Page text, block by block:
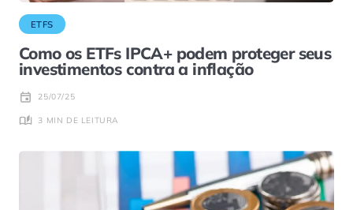
ETFS
Como os ETFs IPCA+ podem proteger seus
investimentos contra a inflação
25/07/25
3 MIN DE LEITURA